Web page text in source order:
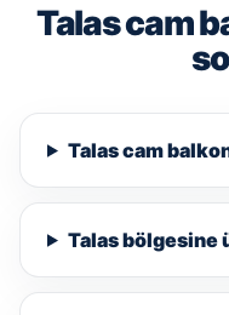
Talas cam
Talas cam
Talas bölgesine